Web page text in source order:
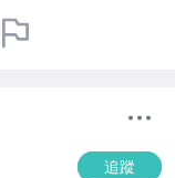
追蹤